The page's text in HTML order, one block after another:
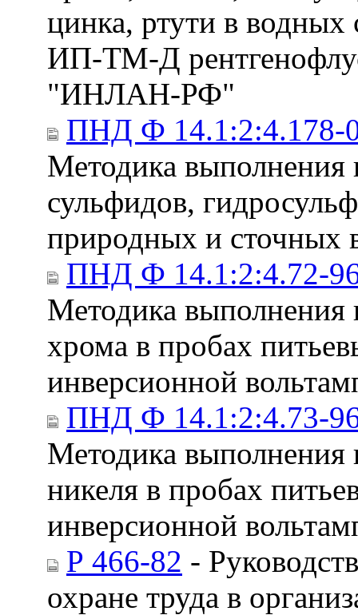
цинка, ртути в водных
ИП-ТМ-Д
"ИНЛАН-РФ"
ПНД Ф 14.1:2:4.178-
Методика выполнения
сульфидов,
природных и сточных
ПНД Ф 14.1:2:4.72-
Методика выполнения
хрома в пробах
инверсионной
ПНД Ф 14.1:2:4.73-
Методика выполнения
никеля в пробах
инверсионной
Р 466-82 -
охране труда в